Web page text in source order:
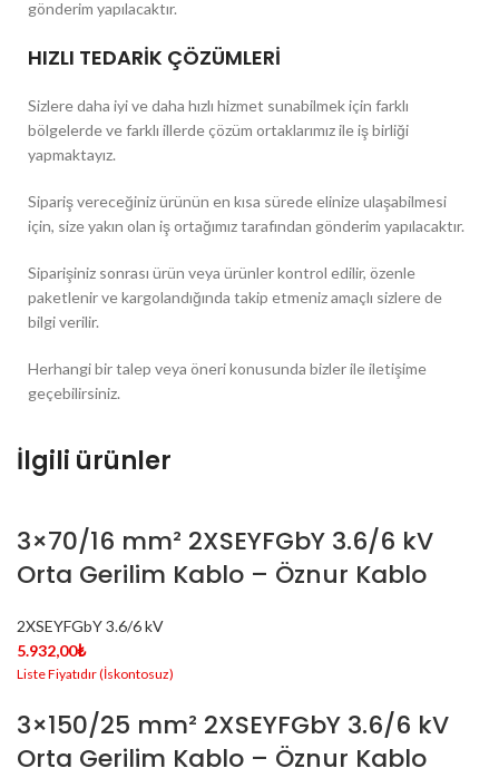
gönderim yapılacaktır.
HIZLI TEDARİK ÇÖZÜMLERİ
Sizlere daha iyi ve daha hızlı hizmet sunabilmek için farklı
bölgelerde ve farklı illerde çözüm ortaklarımız ile iş birliği
yapmaktayız.
Sipariş vereceğiniz ürünün en kısa sürede elinize ulaşabilmesi
için, size yakın olan iş ortağımız tarafından gönderim yapılacaktır.
Siparişiniz sonrası ürün veya ürünler kontrol edilir, özenle
paketlenir ve kargolandığında takip etmeniz amaçlı sizlere de
bilgi verilir.
Herhangi bir talep veya öneri konusunda bizler ile iletişime
geçebilirsiniz.
İlgili ürünler
3×70/16 mm² 2XSEYFGbY 3.6/6 kV
Orta Gerilim Kablo – Öznur Kablo
2XSEYFGbY 3.6/6 kV
5.932,00₺
3×150/25 mm² 2XSEYFGbY 3.6/6 kV
Orta Gerilim Kablo – Öznur Kablo